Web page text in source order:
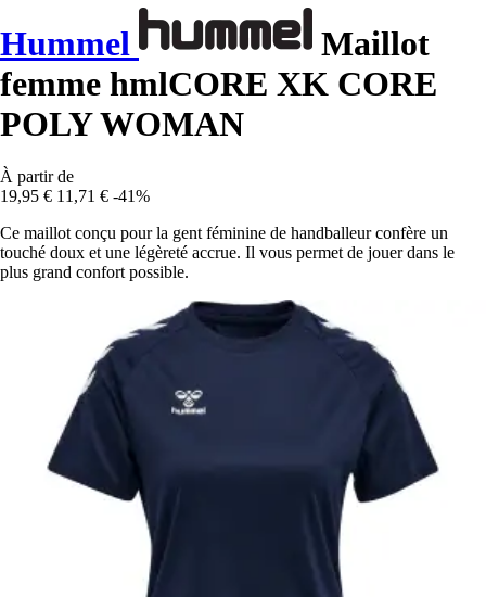
Hummel
Maillot
femme hmlCORE XK CORE
POLY WOMAN
À partir de
19,95 € 11,71 € -41%
Ce maillot conçu pour la gent féminine de handballeur confère un
touché doux et une légèreté accrue. Il vous permet de jouer dans le
plus grand confort possible.